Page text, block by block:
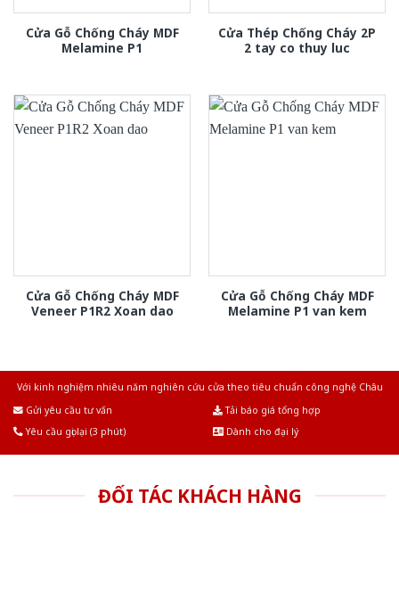
Cửa Gỗ Chống Cháy MDF
Melamine P1
Cửa Thép Chống Cháy 2P
2 tay co thuy luc
Cửa Gỗ Chống Cháy MDF
Veneer P1R2 Xoan dao
Cửa Gỗ Chống Cháy MDF
Melamine P1 van kem
Với kinh nghiệm nhiêu năm nghiên cứu cửa theo tiêu chuẩn công nghệ Châu
Gửi yêu cầu tư vấn
Tải báo giá tổng hợp
Yêu cầu gọi lại (3 phút)
Dành cho đại lý
ĐỐI TÁC KHÁCH HÀNG